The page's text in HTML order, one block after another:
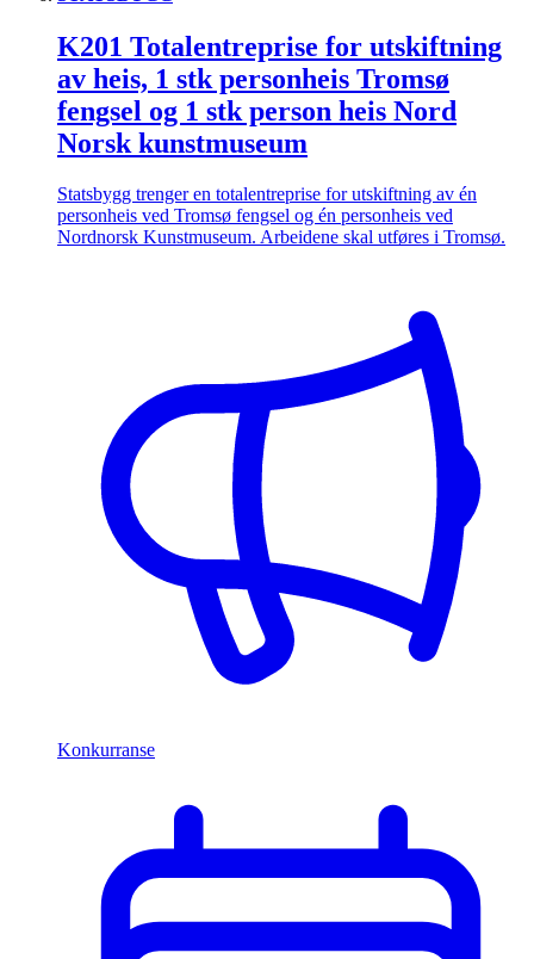
K201 Totalentreprise for utskiftning
av heis, 1 stk personheis Tromsø
fengsel og 1 stk person heis Nord
Norsk kunstmuseum
Statsbygg trenger en totalentreprise for utskiftning av én
personheis ved Tromsø fengsel og én personheis ved
Nordnorsk Kunstmuseum. Arbeidene skal utføres i Tromsø.
Konkurranse